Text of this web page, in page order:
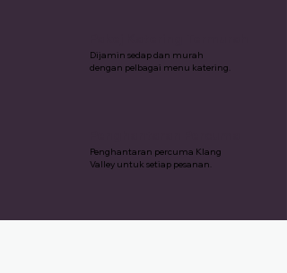
Dijamin sedap dan murah
dengan pelbagai menu katering.
Penghantaran percuma Klang
Valley untuk setiap pesanan.